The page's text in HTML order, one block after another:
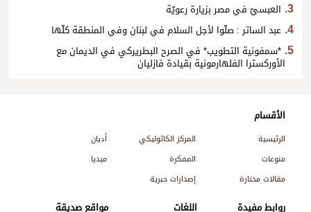
العبسيّ في مصر بزيارة رعويّة
عبد الساتر : صلّوا لأجل السلام في لبنان وفي المنطقة كلّها
*سمفونية التطويب* في الصرح البطريركي في الديمان مع
الأوركسترا الفلهارمونية بقيادة فازليان
الأقسام
الرئيسية المركز الكاثوليكي
أديان
منوعات
المفكرة
ميديا
مقالات مختارة
إصدارات حبرية
روابط مفيدة اللغات مواقع صديقة